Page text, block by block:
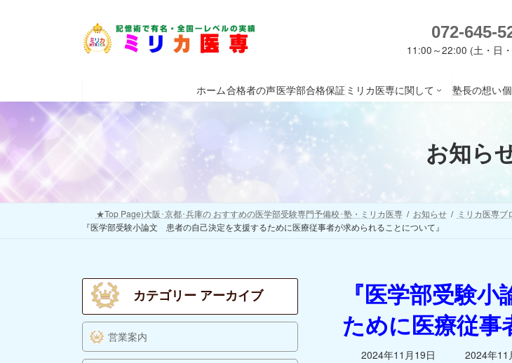
ッ
プ
移
動
072-645-
11:00～22:00 (土・日
ホーム合格者の声医学部合格保証 ミリカ医専に関して 塾長の想い
お知ら
★Top Page)大阪･京都･兵庫の おすすめの医学部受験専門予備校･塾・ミリカ医専 お知らせ
ミリカ医専ブ
『医学部受験小論文 患者の自己決定を支援するために医療従事者が求められることについて』
『医学部受験
ために医療従事
2024年11月19日
最
2024年11
カテゴリー アーカイブ
営業案内